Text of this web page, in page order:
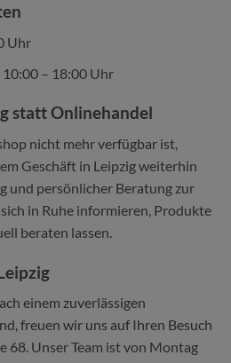
Uhr
10:00 – 18:00 Uhr
statt Onlinehandel
nicht mehr verfügbar ist,
Geschäft in Leipzig weiterhin
und persönlicher Beratung zur
in Ruhe informieren, Produkte
beraten lassen.
einem zuverlässigen
freuen wir uns auf Ihren Besuch
68. Unser Team ist von Montag